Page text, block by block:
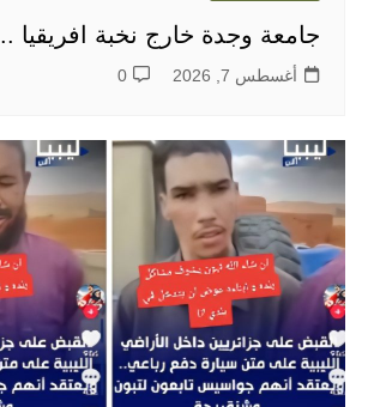
جامعة وجدة خارج نخبة افريقيا ..
أغسطس 7, 2026 0